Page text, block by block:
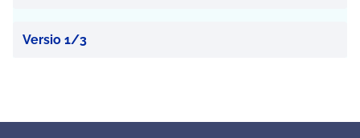
Versio 1/3